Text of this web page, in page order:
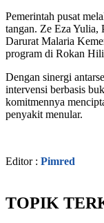
Pemerintah pusat
tangan. Ze Eza Yulia,
Darurat Malaria
program di Rokan
Dengan sinergi
intervensi berbasis
komitmennya
penyakit menular.
Editor : Pimred
TOPIK